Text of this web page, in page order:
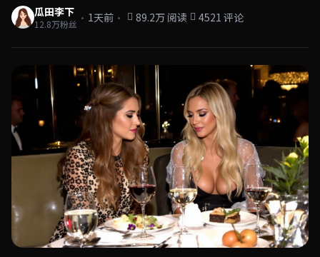
瓜田李下
12.8万粉丝 · 1天前 · 89.2万 阅读 4521 评论